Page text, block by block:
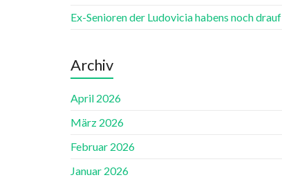
Ex-Senioren der Ludovicia habens noch drauf
Archiv
April 2026
März 2026
Februar 2026
Januar 2026